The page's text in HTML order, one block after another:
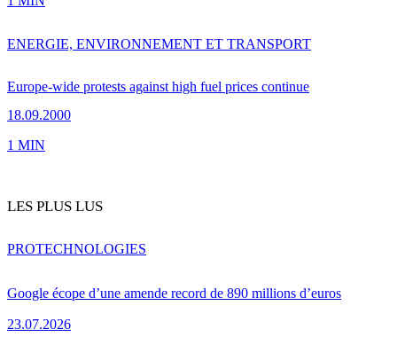
Europe-wide protests against high fuel prices continue
18.09.2000
ENERGIE, ENVIRONNEMENT ET TRANSPORT
1 MIN
LES PLUS LUS
Google écope d’une amende record de 890 millions d’euros
23.07.2026
PROTECHNOLOGIES